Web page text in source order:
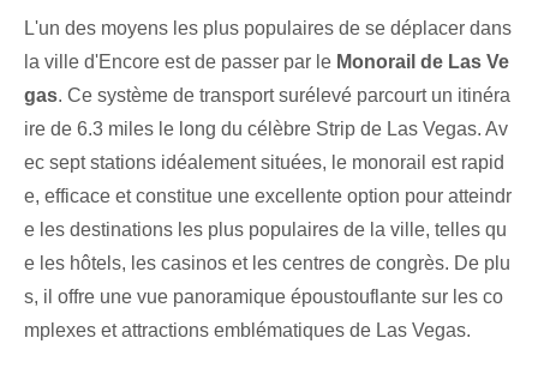
L'un des moyens les plus populaires de se déplacer dans
la ville d'Encore est de passer par le Monorail de Las Ve
gas. Ce système de transport surélevé parcourt un itinéra
ire de 6.3 miles le long du célèbre Strip de Las Vegas. Av
ec sept stations idéalement situées, le monorail est rapid
e, efficace et constitue une excellente option pour atteindr
e les destinations les plus populaires de la ville, telles qu
e les hôtels, les casinos et les centres de congrès. De plu
s, il offre une vue panoramique époustouflante sur les co
mplexes et attractions emblématiques de Las Vegas.